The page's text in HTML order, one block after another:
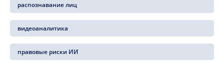
распознавание лиц
видеоаналитика
правовые риски ИИ